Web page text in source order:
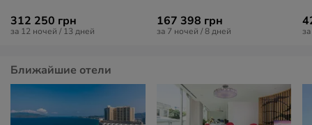
312 250 грн
за 12 ночей / 13 дней
167 398 грн
за 7 ночей / 8 дней
Ближайшие отели